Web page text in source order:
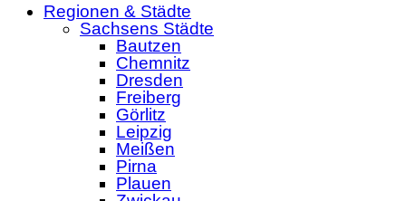
Regionen & Städte
Sachsens Städte
Bautzen
Chemnitz
Dresden
Freiberg
Görlitz
Leipzig
Meißen
Pirna
Plauen